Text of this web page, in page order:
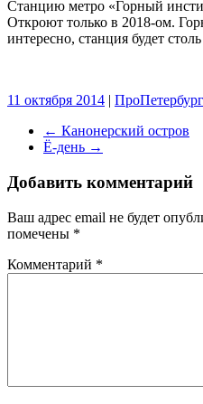
Станцию метро «Горный
Откроют только в 2018-ом.
интересно, станция будет
11 октября 2014 | ПроПетербург
← Канонерский остров
Ё-день →
Добавить комментарий
Ваш адрес email не будет
помечены *
Комментарий *